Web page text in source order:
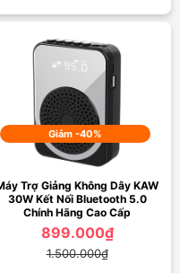
Giảm -40%
Trợ Giảng Không Dây KAW
30W Kết Nối Bluetooth 5.0
Chính Hãng Cao Cấp
899.000₫
1.500.000₫